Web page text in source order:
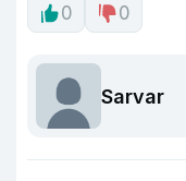
0 0
Sarvar